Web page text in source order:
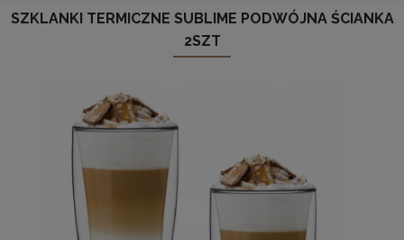
SZKLANKI TERMICZNE SUBLIME PODWÓJNA ŚCIANKA
2SZT